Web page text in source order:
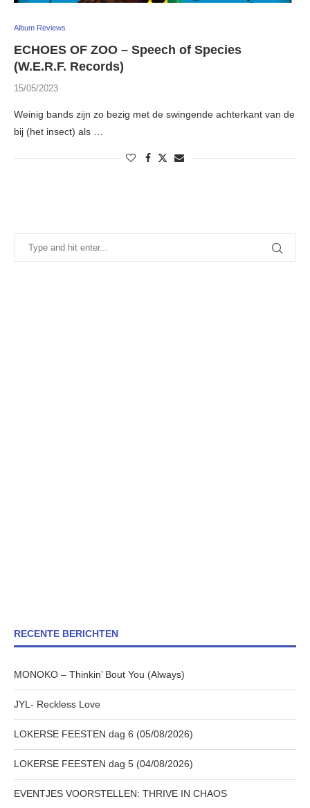
Album Reviews
ECHOES OF ZOO – Speech of Species
(W.E.R.F. Records)
15/05/2023
Weinig bands zijn zo bezig met de swingende achterkant van de
bij (het insect) als …
RECENTE BERICHTEN
MONOKO – Thinkin’ Bout You (Always)
JYL- Reckless Love
LOKERSE FEESTEN dag 6 (05/08/2026)
LOKERSE FEESTEN dag 5 (04/08/2026)
EVENTJES VOORSTELLEN: THRIVE IN CHAOS